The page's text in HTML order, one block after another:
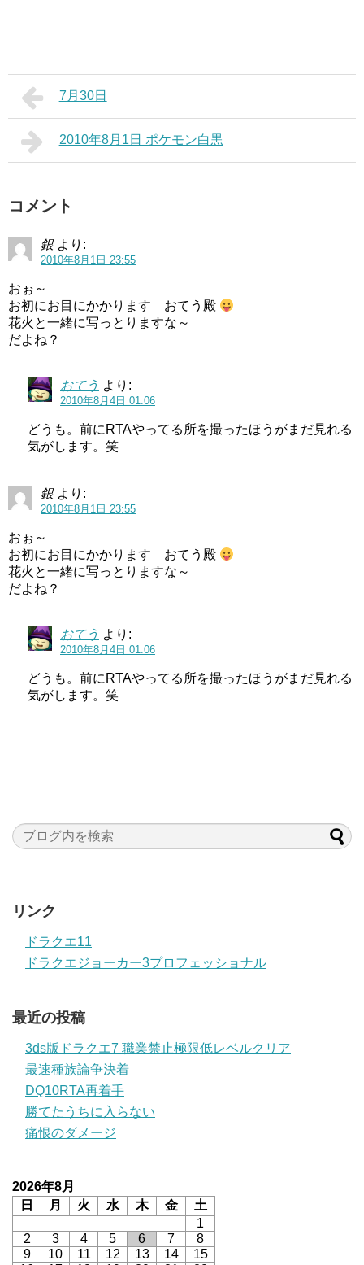
7月30日
2010年8月1日 ポケモン白黒
コメント
銀 より:
2010年8月1日 23:55
おぉ～
お初にお目にかかります おてう殿
花火と一緒に写っとりますな～
だよね？
おてう より:
2010年8月4日 01:06
どうも。前にRTAやってる所を撮ったほうがまだ見れる
気がします。笑
銀 より:
2010年8月1日 23:55
おぉ～
お初にお目にかかります おてう殿
花火と一緒に写っとりますな～
だよね？
おてう より:
2010年8月4日 01:06
どうも。前にRTAやってる所を撮ったほうがまだ見れる
気がします。笑
リンク
ドラクエ11
ドラクエジョーカー3プロフェッショナル
最近の投稿
3ds版ドラクエ7 職業禁止極限低レベルクリア
最速種族論争決着
DQ10RTA再着手
勝てたうちに入らない
痛恨のダメージ
2026年8月
日
月 火 水 木 金
土
1
2
3 4 5 6 7
8
9
10 11 12 13 14
15